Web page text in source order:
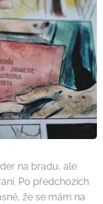
na bradu, ale
Po předchozích
že se mám na